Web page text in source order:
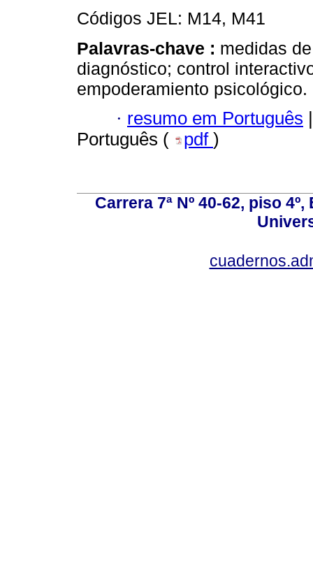
Códigos JEL: M14, M41
Palavras-chave : medidas
diagnóstico; control
empoderamiento psicológico.
· resumo em Português
Português (
pdf )
Carrera 7ª Nº 40-62, piso